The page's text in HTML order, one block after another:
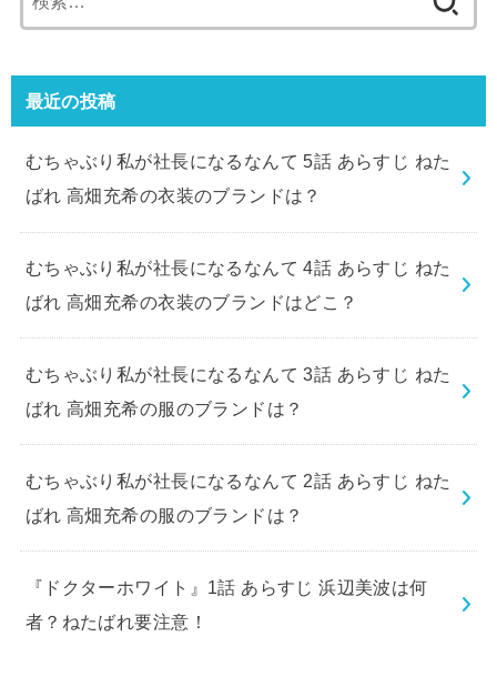
索:
最近の投稿
むちゃぶり私が社長になるなんて 5話 あらすじ ねた
ばれ 高畑充希の衣装のブランドは？
むちゃぶり私が社長になるなんて 4話 あらすじ ねた
ばれ 高畑充希の衣装のブランドはどこ？
むちゃぶり私が社長になるなんて 3話 あらすじ ねた
ばれ 高畑充希の服のブランドは？
むちゃぶり私が社長になるなんて 2話 あらすじ ねた
ばれ 高畑充希の服のブランドは？
『ドクターホワイト』1話 あらすじ 浜辺美波は何
者？ねたばれ要注意！